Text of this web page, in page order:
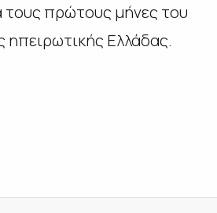
τους πρώτους μήνες του
ηπειρωτικής Ελλάδας.